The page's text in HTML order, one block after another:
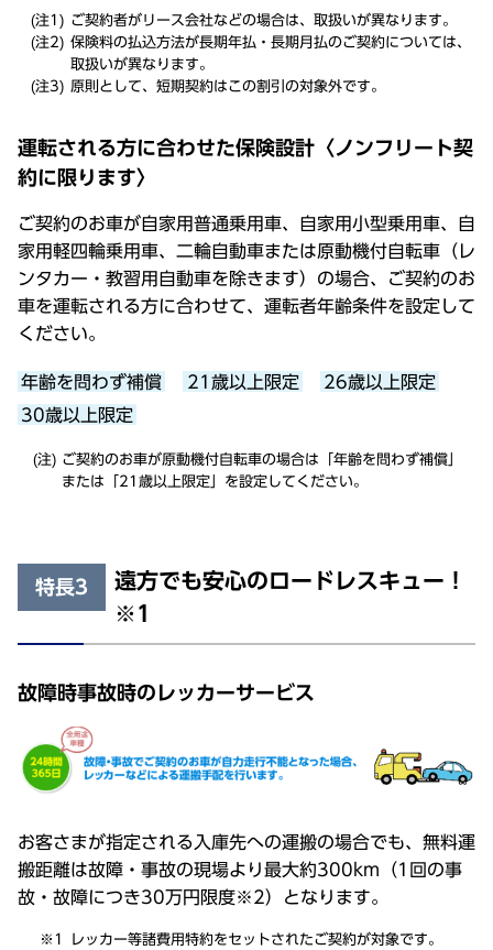
ご契約者がリース会社などの場合は、取扱いが異なります。
保険料の払込方法が長期年払・長期月払のご契約については、
取扱いが異なります。
原則として、短期契約はこの割引の対象外です。
運転される方に合わせた保険設計〈ノンフリート契
約に限ります〉
ご契約のお車が自家用普通乗用車、自家用小型乗用車、自
家用軽四輪乗用車、二輪自動車または原動機付自転車（レ
ンタカー・教習用自動車を除きます）の場合、ご契約のお
車を運転される方に合わせて、運転者年齢条件を設定して
ください。
年齢を問わず補償 21歳以上限定
26歳以上限定
30歳以上限定
ご契約のお車が原動機付自転車の場合は「年齢を問わず補償」
または「21歳以上限定」を設定してください。
特長3
遠方でも安心のロードレスキュー！
※1
故障時事故時のレッカーサービス
お客さまが指定される入庫先への運搬の場合でも、無料運
搬距離は故障・事故の現場より最大約300km（1回の事
故・故障につき30万円限度※2）となります。
レッカー等諸費用特約をセットされたご契約が対象です。